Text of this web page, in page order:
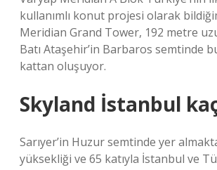
kullanımlı konut projesi olarak
Meridian Grand Tower, 192 metre
Batı Ataşehir’in Barbaros semtinde
kattan oluşuyor.
Skyland İstanbul
Sarıyer’in Huzur semtinde yer
yüksekliği ve 65 katıyla İstanbul ve